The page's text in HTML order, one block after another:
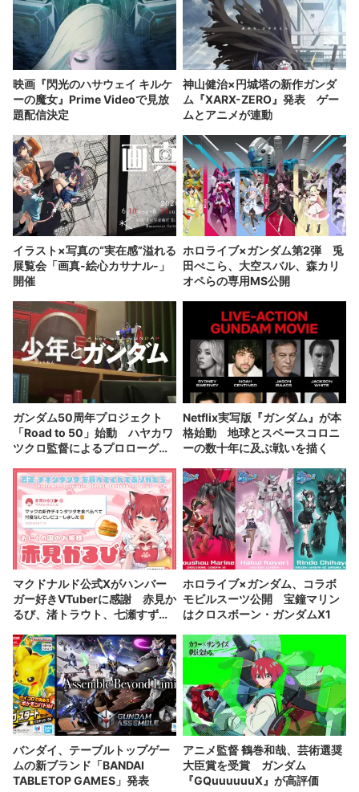
映画『閃光のハサウェイ キルケ
ーの魔女』Prime Videoで見放
題配信決定
神山健治×円城塔の新作ガンダ
ム『XARX-ZERO』発表 ゲー
ムとアニメが連動
イラスト×写真の“実在感”溢れる
展覧会「画真-絵心カサナル-」
開催
ホロライブ×ガンダム第2弾 兎
田ぺこら、大空スバル、森カリ
オペらの専用MS公開
ガンダム50周年プロジェクト
「Road to 50」始動 ハヤカワ
ツクロ監督によるプロローグ映
Netflix実写版『ガンダム』が本
格始動 地球とスペースコロニ
ーの数十年に及ぶ戦いを描く
マクドナルド公式Xがハンバー
ガー好きVTuberに感謝 赤見か
るび、渚トラウト、七瀬すずな
ホロライブ×ガンダム、コラボ
モビルスーツ公開 宝鐘マリン
はクロスボーン・ガンダムX1
バンダイ、テーブルトップゲー
ムの新ブランド「BANDAI
TABLETOP GAMES」発表
アニメ監督 鶴巻和哉、芸術選奨
大臣賞を受賞 ガンダム
『GQuuuuuuX』が高評価